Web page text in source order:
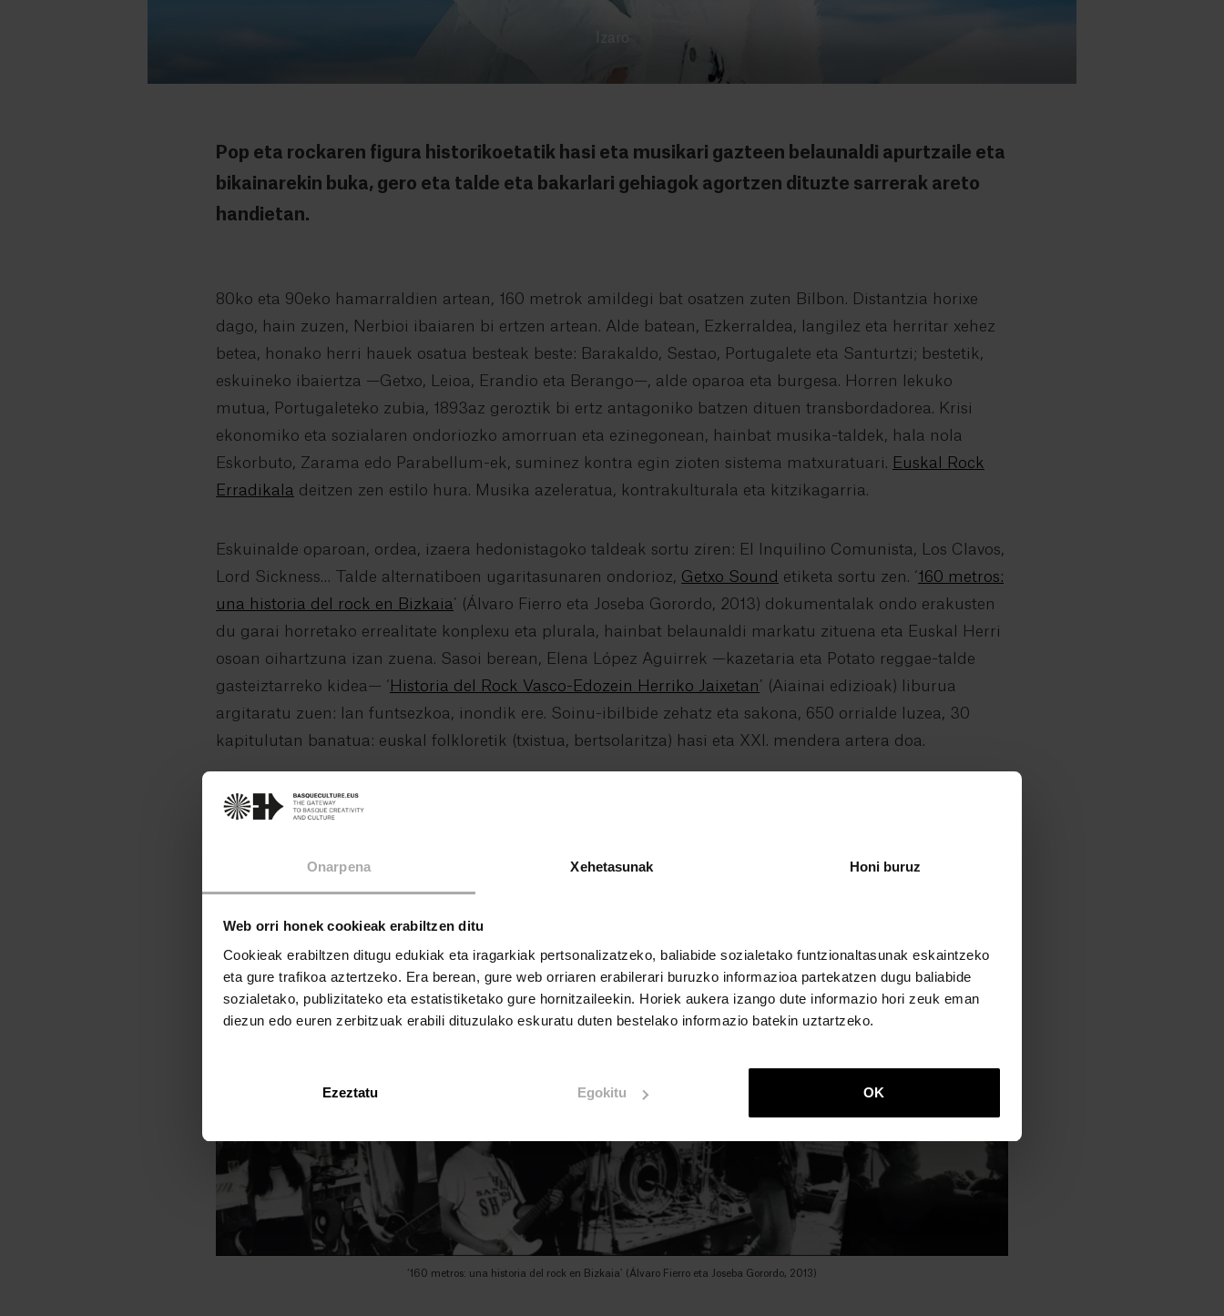
Onarpena Xehetasunak Honi buruz
Web orri honek cookieak erabiltzen ditu
Cookieak erabiltzen ditugu edukiak eta iragarkiak pertsonalizatzeko, baliabide sozialetako funtzionaltasunak eskaintzeko
eta gure trafikoa aztertzeko. Era berean, gure web orriaren erabilerari buruzko informazioa partekatzen dugu baliabide
sozialetako, publizitateko eta estatistiketako gure hornitzaileekin. Horiek aukera izango dute informazio hori zeuk eman
diezun edo euren zerbitzuak erabili dituzulako eskuratu duten bestelako informazio batekin uztartzeko.
Ezeztatu Egokitu OK
Izaro
Pop eta rockaren figura historikoetatik hasi eta musikari gazteen belaunaldi apurtzaile eta
bikainarekin buka, gero eta talde eta bakarlari gehiagok agortzen dituzte sarrerak areto
handietan.
80ko eta 90eko hamarraldien artean, 160 metrok amildegi bat osatzen zuten Bilbon. Distantzia horixe
dago, hain zuzen, Nerbioi ibaiaren bi ertzen artean. Alde batean, Ezkerraldea, langilez eta herritar xehez
betea, honako herri hauek osatua besteak beste: Barakaldo, Sestao, Portugalete eta Santurtzi; bestetik,
eskuineko ibaiertza —Getxo, Leioa, Erandio eta Berango—, alde oparoa eta burgesa. Horren lekuko
mutua, Portugaleteko zubia, 1893az geroztik bi ertz antagoniko batzen dituen transbordadorea. Krisi
ekonomiko eta sozialaren ondoriozko amorruan eta ezinegonean, hainbat musika-taldek, hala nola
Eskorbuto, Zarama edo Parabellum-ek, suminez kontra egin zioten sistema matxuratuari. Euskal Rock
Erradikala deitzen zen estilo hura. Musika azeleratua, kontrakulturala eta kitzikagarria.
Eskuinalde oparoan, ordea, izaera hedonistagoko taldeak sortu ziren: El Inquilino Comunista, Los Clavos,
Lord Sickness… Talde alternatiboen ugaritasunaren ondorioz, Getxo Sound etiketa sortu zen. ‘160 metros:
una historia del rock en Bizkaia’ (Álvaro Fierro eta Joseba Gorordo, 2013) dokumentalak ondo erakusten
du garai horretako errealitate konplexu eta plurala, hainbat belaunaldi markatu zituena eta Euskal Herri
osoan oihartzuna izan zuena. Sasoi berean, Elena López Aguirrek —kazetaria eta Potato reggae-talde
gasteiztarreko kidea— ‘ Historia del Rock Vasco-Edozein Herriko Jaixetan’ (Aiainai edizioak) liburua
argitaratu zuen: lan funtsezkoa, inondik ere. Soinu-ibilbide zehatz eta sakona, 650 orrialde luzea, 30
kapitulutan banatua: euskal folkloretik (txistua, bertsolaritza) hasi eta XXI. mendera artera doa.
‘160 metros: una historia del rock en Bizkaia’ (Álvaro Fierro eta Joseba Gorordo, 2013)